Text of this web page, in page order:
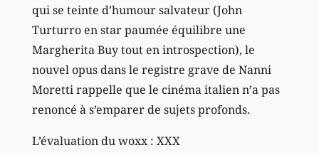
qui se teinte d’humour salvateur (John
Turturro en star paumée équilibre une
Margherita Buy tout en introspection), le
nouvel opus dans le registre grave de Nanni
Moretti rappelle que le cinéma italien n’a pas
renoncé à s’emparer de sujets profonds.
L’évaluation du woxx : XXX